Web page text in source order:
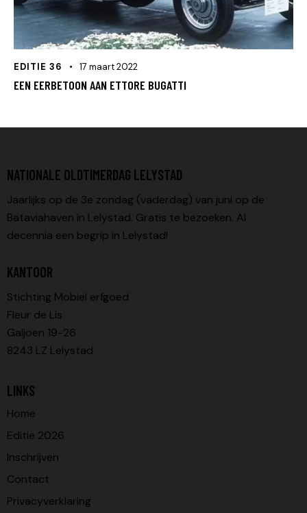
EDITIE 36 17 maart 2022
EEN EERBETOON AAN ETTORE BUGATTI
NATIONALE OLDTIMERDAG LELYSTAD
Jaarlijks op de 3e zondag (vaderdag) van juni op de
Bataviahaven in Lelystad. Gratis te bezoeken. Al
decennia een begrip in Lelystad!
KANTOOR
Stichting Mobiel erfgoed
Fleur de Lis
Galjoen 19-26
8243 LZ Lelystad
LINKS
Home
Editie 2026
Inschrijven
Contact
Privacyverklaring